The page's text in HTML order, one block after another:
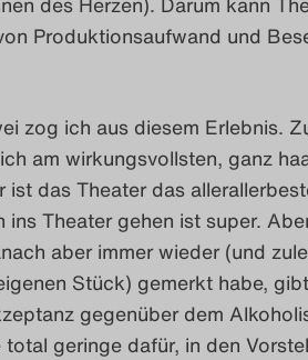
Produktionsaufwand und
zog ich aus diesem Erlebnis.
am wirkungsvollsten, ganz
ist das Theater das
ins Theater gehen ist super.
aber immer wieder (und
Stück) gemerkt habe,
gegenüber dem
geringe dafür, in den